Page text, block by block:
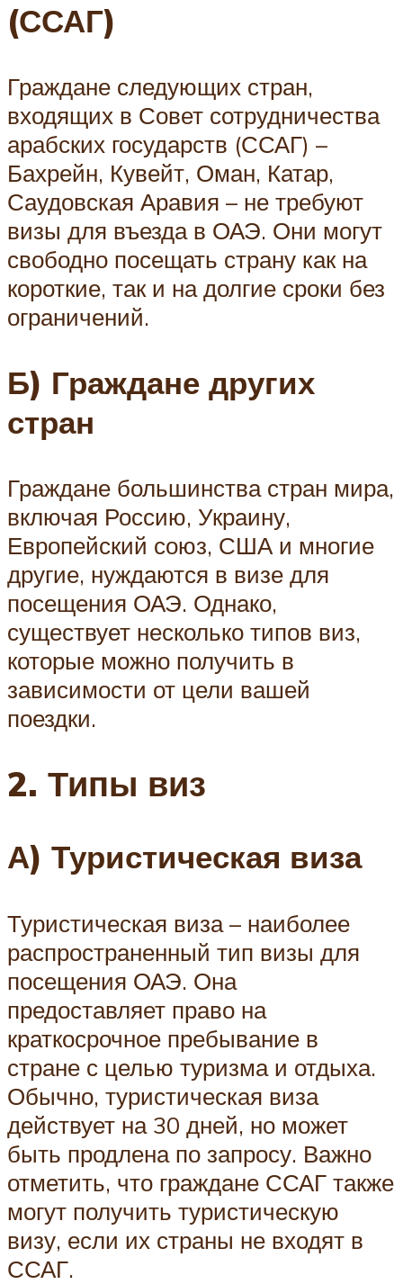
(ССАГ)
Граждане следующих стран,
входящих в Совет сотрудничества
арабских государств (ССАГ) –
Бахрейн, Кувейт, Оман, Катар,
Саудовская Аравия – не требуют
визы для въезда в ОАЭ. Они могут
свободно посещать страну как на
короткие, так и на долгие сроки без
ограничений.
Б) Граждане других
стран
Граждане большинства стран мира,
включая Россию, Украину,
Европейский союз, США и многие
другие, нуждаются в визе для
посещения ОАЭ. Однако,
существует несколько типов виз,
которые можно получить в
зависимости от цели вашей
поездки.
2. Типы виз
А) Туристическая виза
Туристическая виза – наиболее
распространенный тип визы для
посещения ОАЭ. Она
предоставляет право на
краткосрочное пребывание в
стране с целью туризма и отдыха.
Обычно, туристическая виза
действует на 30 дней, но может
быть продлена по запросу. Важно
отметить, что граждане ССАГ также
могут получить туристическую
визу, если их страны не входят в
ССАГ.